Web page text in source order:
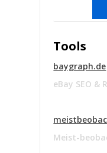
Tools
baygraph.de
eBay SEO &
Meist-